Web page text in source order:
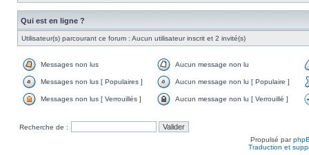
Qui est en ligne ?
Utilisateur(s) parcourant ce forum : Aucun utilisateur inscrit et 2 invité(s)
Messages non lus Aucun message non lu
Messages non lus [ Populaires ] Aucun message non lu [ Populaire ]
Messages non lus [ Verrouillés ] Aucun message non lu [ Verrouillé ]
Recherche de :
Propulsé par
Traduction et